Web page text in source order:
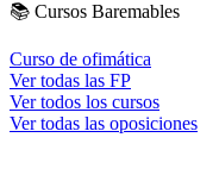
📚 Cursos Baremables
Curso de ofimática
Ver todas las FP
Ver todos los cursos
Ver todas las oposiciones